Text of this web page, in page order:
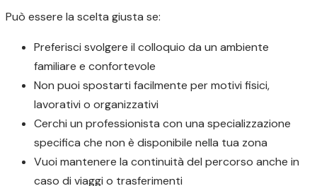
Può essere la scelta giusta se:
Preferisci svolgere il colloquio da un ambiente
familiare e confortevole
Non puoi spostarti facilmente per motivi fisici,
lavorativi o organizzativi
Cerchi un professionista con una specializzazione
specifica che non è disponibile nella tua zona
Vuoi mantenere la continuità del percorso anche in
caso di viaggi o trasferimenti